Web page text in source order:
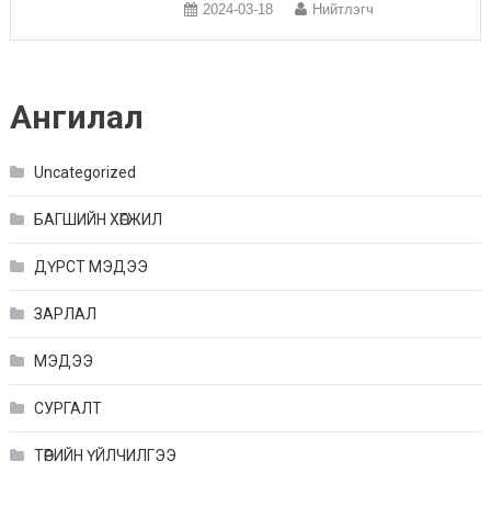
2024-03-18 Нийтлэгч
Ангилал
Uncategorized
БАГШИЙН ХӨГЖИЛ
ДҮРСТ МЭДЭЭ
ЗАРЛАЛ
МЭДЭЭ
СУРГАЛТ
ТӨРИЙН ҮЙЛЧИЛГЭЭ